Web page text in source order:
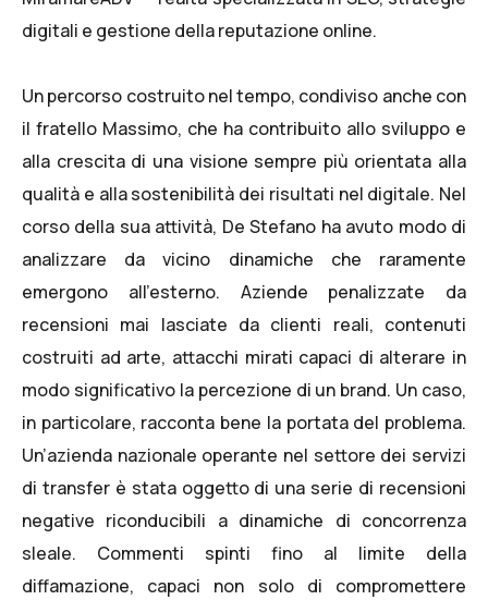
digitali e gestione della reputazione online.
Un percorso costruito nel tempo, condiviso anche con
il fratello Massimo, che ha contribuito allo sviluppo e
alla crescita di una visione sempre più orientata alla
qualità e alla sostenibilità dei risultati nel digitale. Nel
corso della sua attività, De Stefano ha avuto modo di
analizzare da vicino dinamiche che raramente
emergono all’esterno. Aziende penalizzate da
recensioni mai lasciate da clienti reali, contenuti
costruiti ad arte, attacchi mirati capaci di alterare in
modo significativo la percezione di un brand. Un caso,
in particolare, racconta bene la portata del problema.
Un’azienda nazionale operante nel settore dei servizi
di transfer è stata oggetto di una serie di recensioni
negative riconducibili a dinamiche di concorrenza
sleale. Commenti spinti fino al limite della
diffamazione, capaci non solo di compromettere